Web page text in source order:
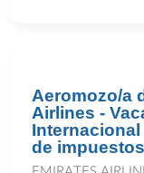
Aeromozo/a
Airlines -
de impuestos